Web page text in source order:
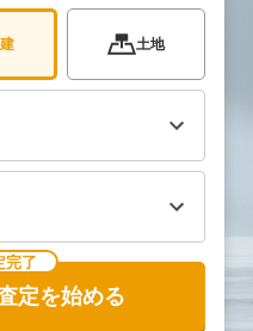
土地
完了
定を始める